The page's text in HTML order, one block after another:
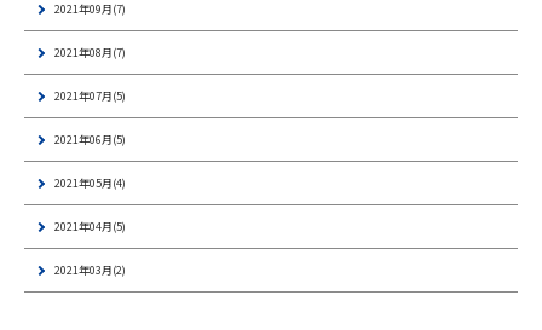
2021年09月(7)
2021年08月(7)
2021年07月(5)
2021年06月(5)
2021年05月(4)
2021年04月(5)
2021年03月(2)